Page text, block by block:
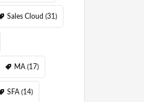
Sales Cloud (31)
MA (17)
SFA (14)